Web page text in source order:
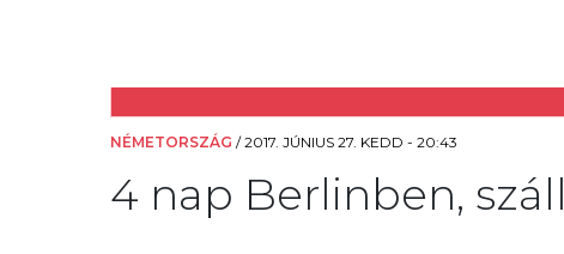
NÉMETORSZÁG /2017. JÚNIUS 27. KEDD - 20:43
4 nap Berlinben,